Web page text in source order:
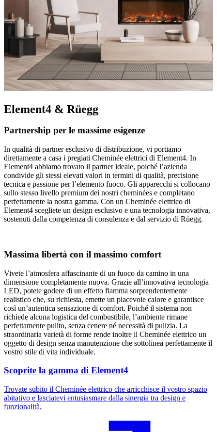
Element4 & Rüegg
Partnership per le massime esigenze
In qualità di partner esclusivo di distribuzione, vi portiamo
direttamente a casa i pregiati Cheminée elettrici di Element4. In
Element4 abbiamo trovato il partner ideale, poiché l’azienda
condivide gli stessi elevati valori in termini di qualità, precisione
tecnica e passione per l’elemento fuoco. Gli apparecchi si collocano
sullo stesso livello premium dei nostri cheminées e completano
perfettamente la nostra gamma. Con un Cheminée elettrico di
Element4 scegliete un design esclusivo e una tecnologia innovativa,
sostenuti dalla competenza di consulenza e dal servizio di Rüegg.
Massima libertà con il massimo comfort
Vivete l’atmosfera affascinante di un fuoco da camino in una
dimensione completamente nuova. Grazie all’innovativa tecnologia
LED, potete godere di un effetto fiamma sorprendentemente
realistico che, su richiesta, emette un piacevole calore e garantisce
così un’autentica sensazione di comfort. Poiché il sistema non
richiede alcuna logistica del combustibile, l’ambiente rimane
perfettamente pulito, senza cenere né necessità di pulizia. La
straordinaria varietà di forme rende inoltre il Cheminée elettrico un
oggetto di design senza manutenzione che sottolinea perfettamente il
vostro stile di vita individuale.
Scoprite la gamma di Element4
Trovate subito il Cheminée elettrico che arricchisce il vostro spazio
abitativo e lasciatevi entusiasmare dalla sinergia tra design e
funzionalità.